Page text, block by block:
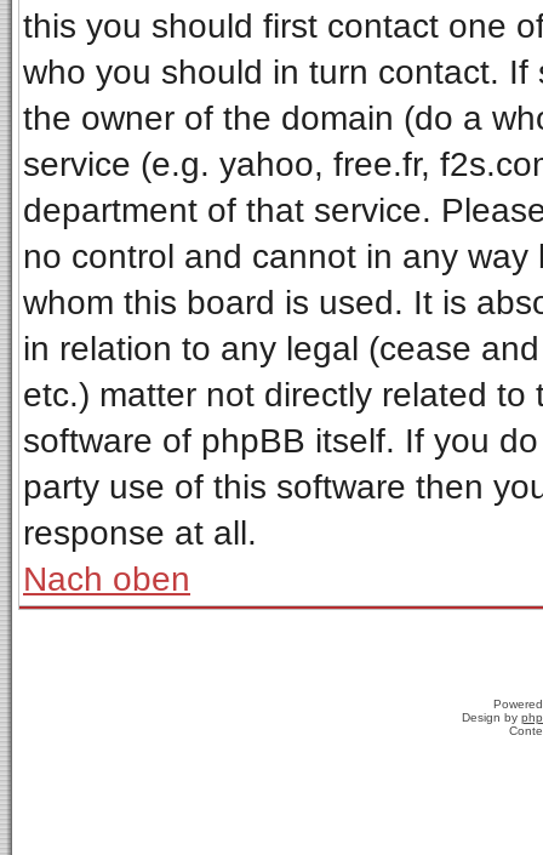
this you should first contact one
who you should in turn contact.
the owner of the domain (do a
service (e.g. yahoo, free.fr,
department of that service.
no control and cannot in any
whom this board is used. It is
in relation to any legal (cease
etc.) matter not directly related
software of phpBB itself. If you
party use of this software then
response at all.
Nach oben
Design by